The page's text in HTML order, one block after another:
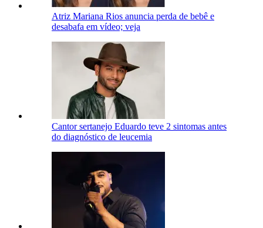
Atriz Mariana Rios anuncia perda de bebê e
desabafa em vídeo; veja
Cantor sertanejo Eduardo teve 2 sintomas antes
do diagnóstico de leucemia